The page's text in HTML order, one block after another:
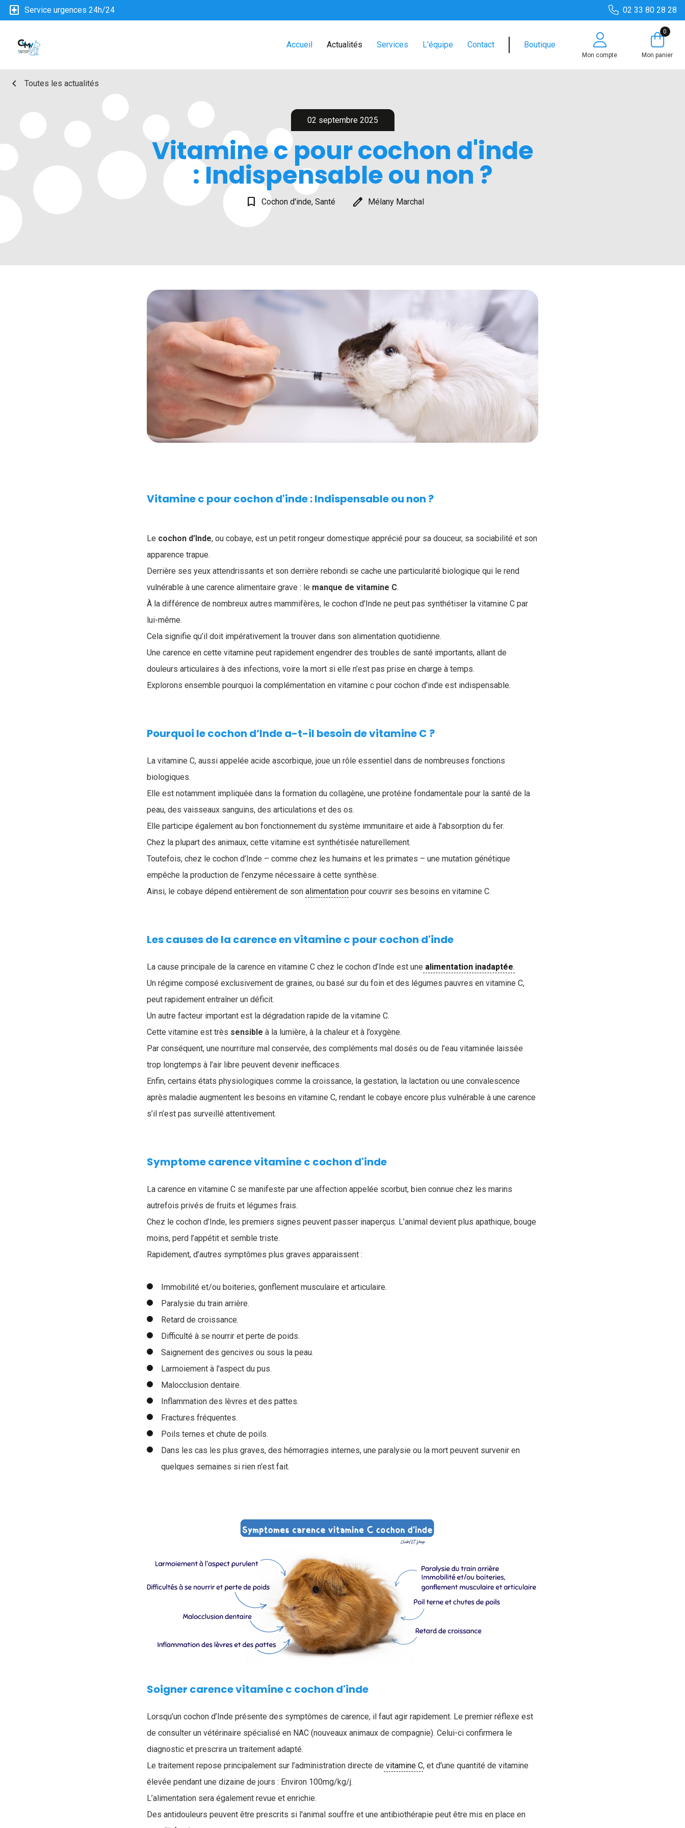
local_hospital Service urgences 24h/24 02 33 80 28 28
Accueil Actualités Services L'équipe Contact Boutique
Mon compte
0
Mon panier
chevron_left Toutes les actualités
02 septembre 2025
Vitamine c pour cochon d'inde​
: Indispensable ou non ?
bookmark_border Cochon d'inde, Santé edit Mélany Marchal
Vitamine c pour cochon d'inde​ : Indispensable ou non ?
Le cochon d’Inde, ou cobaye, est un petit rongeur domestique apprécié pour sa douceur, sa sociabilité et son
apparence trapue.
Derrière ses yeux attendrissants et son derrière rebondi se cache une particularité biologique qui le rend
vulnérable à une carence alimentaire grave : le manque de vitamine C.
À la différence de nombreux autres mammifères, le cochon d’Inde ne peut pas synthétiser la vitamine C par
lui-même.
Cela signifie qu’il doit impérativement la trouver dans son alimentation quotidienne.
Une carence en cette vitamine peut rapidement engendrer des troubles de santé importants, allant de
douleurs articulaires à des infections, voire la mort si elle n’est pas prise en charge à temps.
Explorons ensemble pourquoi la complémentation en vitamine c pour cochon d'inde est indispensable.
Pourquoi le cochon d’Inde a-t-il besoin de vitamine C ?
La vitamine C, aussi appelée acide ascorbique, joue un rôle essentiel dans de nombreuses fonctions
biologiques.
Elle est notamment impliquée dans la formation du collagène, une protéine fondamentale pour la santé de la
peau, des vaisseaux sanguins, des articulations et des os.
Elle participe également au bon fonctionnement du système immunitaire et aide à l’absorption du fer.
Chez la plupart des animaux, cette vitamine est synthétisée naturellement.
Toutefois, chez le cochon d’Inde – comme chez les humains et les primates – une mutation génétique
empêche la production de l’enzyme nécessaire à cette synthèse.
Ainsi, le cobaye dépend entièrement de son alimentation pour couvrir ses besoins en vitamine C.
Les causes de la carence en vitamine c pour cochon d'inde
La cause principale de la carence en vitamine C chez le cochon d’Inde est une alimentation inadaptée.
Un régime composé exclusivement de graines, ou basé sur du foin et des légumes pauvres en vitamine C,
peut rapidement entraîner un déficit.
Un autre facteur important est la dégradation rapide de la vitamine C.
Cette vitamine est très sensible à la lumière, à la chaleur et à l’oxygène.
Par conséquent, une nourriture mal conservée, des compléments mal dosés ou de l’eau vitaminée laissée
trop longtemps à l’air libre peuvent devenir inefficaces.
Enfin, certains états physiologiques comme la croissance, la gestation, la lactation ou une convalescence
après maladie augmentent les besoins en vitamine C, rendant le cobaye encore plus vulnérable à une carence
s’il n’est pas surveillé attentivement.
Symptome carence vitamine c cochon d'inde
La carence en vitamine C se manifeste par une affection appelée scorbut, bien connue chez les marins
autrefois privés de fruits et légumes frais.
Chez le cochon d’Inde, les premiers signes peuvent passer inaperçus. L’animal devient plus apathique, bouge
moins, perd l’appétit et semble triste.
Rapidement, d’autres symptômes plus graves apparaissent :
Immobilité et/ou boiteries, gonflement musculaire et articulaire.
Paralysie du train arrière.
Retard de croissance.
Difficulté à se nourrir et perte de poids.
Saignement des gencives ou sous la peau.
Larmoiement à l'aspect du pus.
Malocclusion dentaire.
Inflammation des lèvres et des pattes.
Fractures fréquentes.
Poils ternes et chute de poils.
Dans les cas les plus graves, des hémorragies internes, une paralysie ou la mort peuvent survenir en
quelques semaines si rien n’est fait.
Soigner carence vitamine c cochon d'inde
Lorsqu’un cochon d’Inde présente des symptômes de carence, il faut agir rapidement. Le premier réflexe est
de consulter un vétérinaire spécialisé en NAC (nouveaux animaux de compagnie). Celui-ci confirmera le
diagnostic et prescrira un traitement adapté.
Le traitement repose principalement sur l’administration directe de vitamine C, et d'une quantité de vitamine
élevée pendant une dizaine de jours : Environ 100mg/kg/j.
L’alimentation sera également revue et enrichie.
Des antidouleurs peuvent être prescrits si l'animal souffre et une antibiothérapie peut être mis en place en